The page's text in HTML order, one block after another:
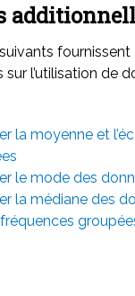
l’utilisation de
la moyenne et
le mode des
la médiane des